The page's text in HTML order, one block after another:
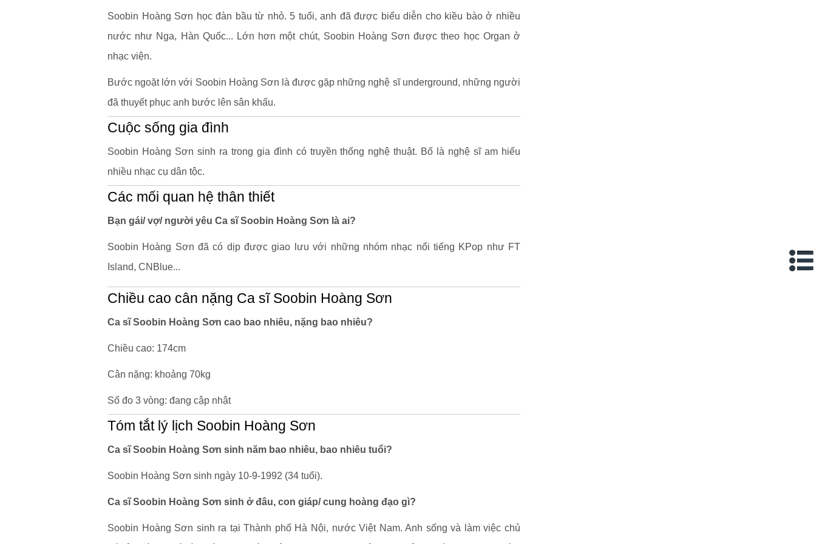
Soobin Hoàng Sơn học đàn bầu từ nhỏ. 5 tuổi, anh đã được biểu diễn cho kiều bào ở nhiều
nước như Nga, Hàn Quốc... Lớn hơn một chút, Soobin Hoàng Sơn được theo học Organ ở
nhạc viện.
Bước ngoặt lớn với Soobin Hoàng Sơn là được gặp những nghệ sĩ underground, những người
đã thuyết phục anh bước lên sân khấu.
Cuộc sống gia đình
Soobin Hoàng Sơn sinh ra trong gia đình có truyền thống nghệ thuật. Bố là nghệ sĩ am hiểu
nhiều nhạc cụ dân tộc.
Các mối quan hệ thân thiết
Bạn gái/ vợ/ người yêu Ca sĩ Soobin Hoàng Sơn là ai?
Soobin Hoàng Sơn đã có dịp được giao lưu với những nhóm nhạc nổi tiếng KPop như FT
Island, CNBlue...
Chiều cao cân nặng Ca sĩ Soobin Hoàng Sơn
Ca sĩ Soobin Hoàng Sơn cao bao nhiêu, nặng bao nhiêu?
Chiều cao: 174cm
Cân nặng: khoảng 70kg
Số đo 3 vòng: đang cập nhật
Tóm tắt lý lịch Soobin Hoàng Sơn
Ca sĩ Soobin Hoàng Sơn sinh năm bao nhiêu, bao nhiêu tuổi?
Soobin Hoàng Sơn sinh ngày 10-9-1992 (34 tuổi).
Ca sĩ Soobin Hoàng Sơn sinh ở đâu, con giáp/ cung hoàng đạo gì?
Soobin Hoàng Sơn sinh ra tại Thành phố Hà Nội, nước Việt Nam. Anh sống và làm việc chủ